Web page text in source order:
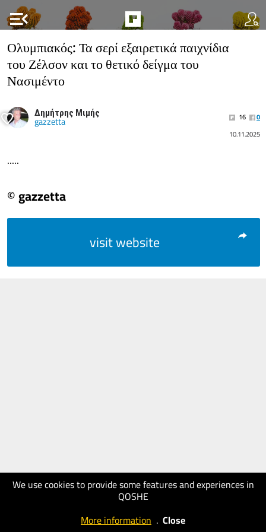
menu_open
We use cookies to provide some features and experiences in
QOSHE
More information . Close
Ολυμπιακός: Τα σερί εξαιρετικά παιχνίδια
του Ζέλσον και το θετικό δείγμα του
Νασιμέντο
Δημήτρης Μιμής
gazzetta 16
0
10.11.2025
.....
© gazzetta
visit website